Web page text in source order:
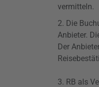
vermitteln.
2. Die
Anbieter.
Der
3. RB als